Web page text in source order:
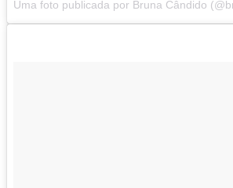
Uma foto publicada por Bruna Cândido